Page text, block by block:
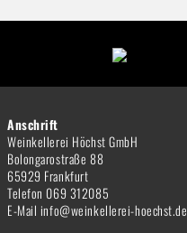
Anschrift
Weinkellerei Höchst GmbH
Bolongarostraße 88
65929 Frankfurt
Telefon 069 312085
E-Mail info@weinkellerei-hoechst.de